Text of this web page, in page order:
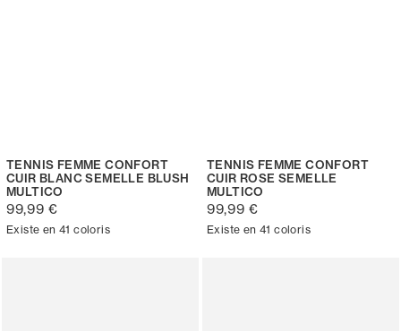
TENNIS FEMME CONFORT
CUIR BLANC SEMELLE BLUSH
MULTICO
99,99 €
Existe en 41 coloris
TENNIS FEMME CONFORT
CUIR ROSE SEMELLE
MULTICO
99,99 €
Existe en 41 coloris